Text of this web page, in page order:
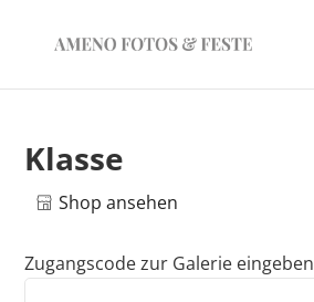
Klasse
Shop ansehen
Zugangscode zur Galerie eingeben